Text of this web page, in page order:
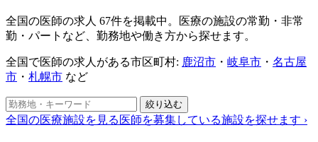
全国の医師の求人 67件を掲載中。医療の施設の常勤・非常
勤・パートなど、勤務地や働き方から探せます。
全国で医師の求人がある市区町村: 鹿沼市 ・ 岐阜市 ・ 名古屋
市 ・ 札幌市 など
絞り込む
全国の医療施設を見る 医師を募集している施設を探せます ›